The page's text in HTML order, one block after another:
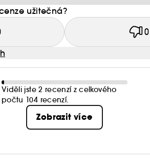
užitečná?
0
Viděli jste 2 recenzí z celkového
počtu 104 recenzí.
Zobrazit více